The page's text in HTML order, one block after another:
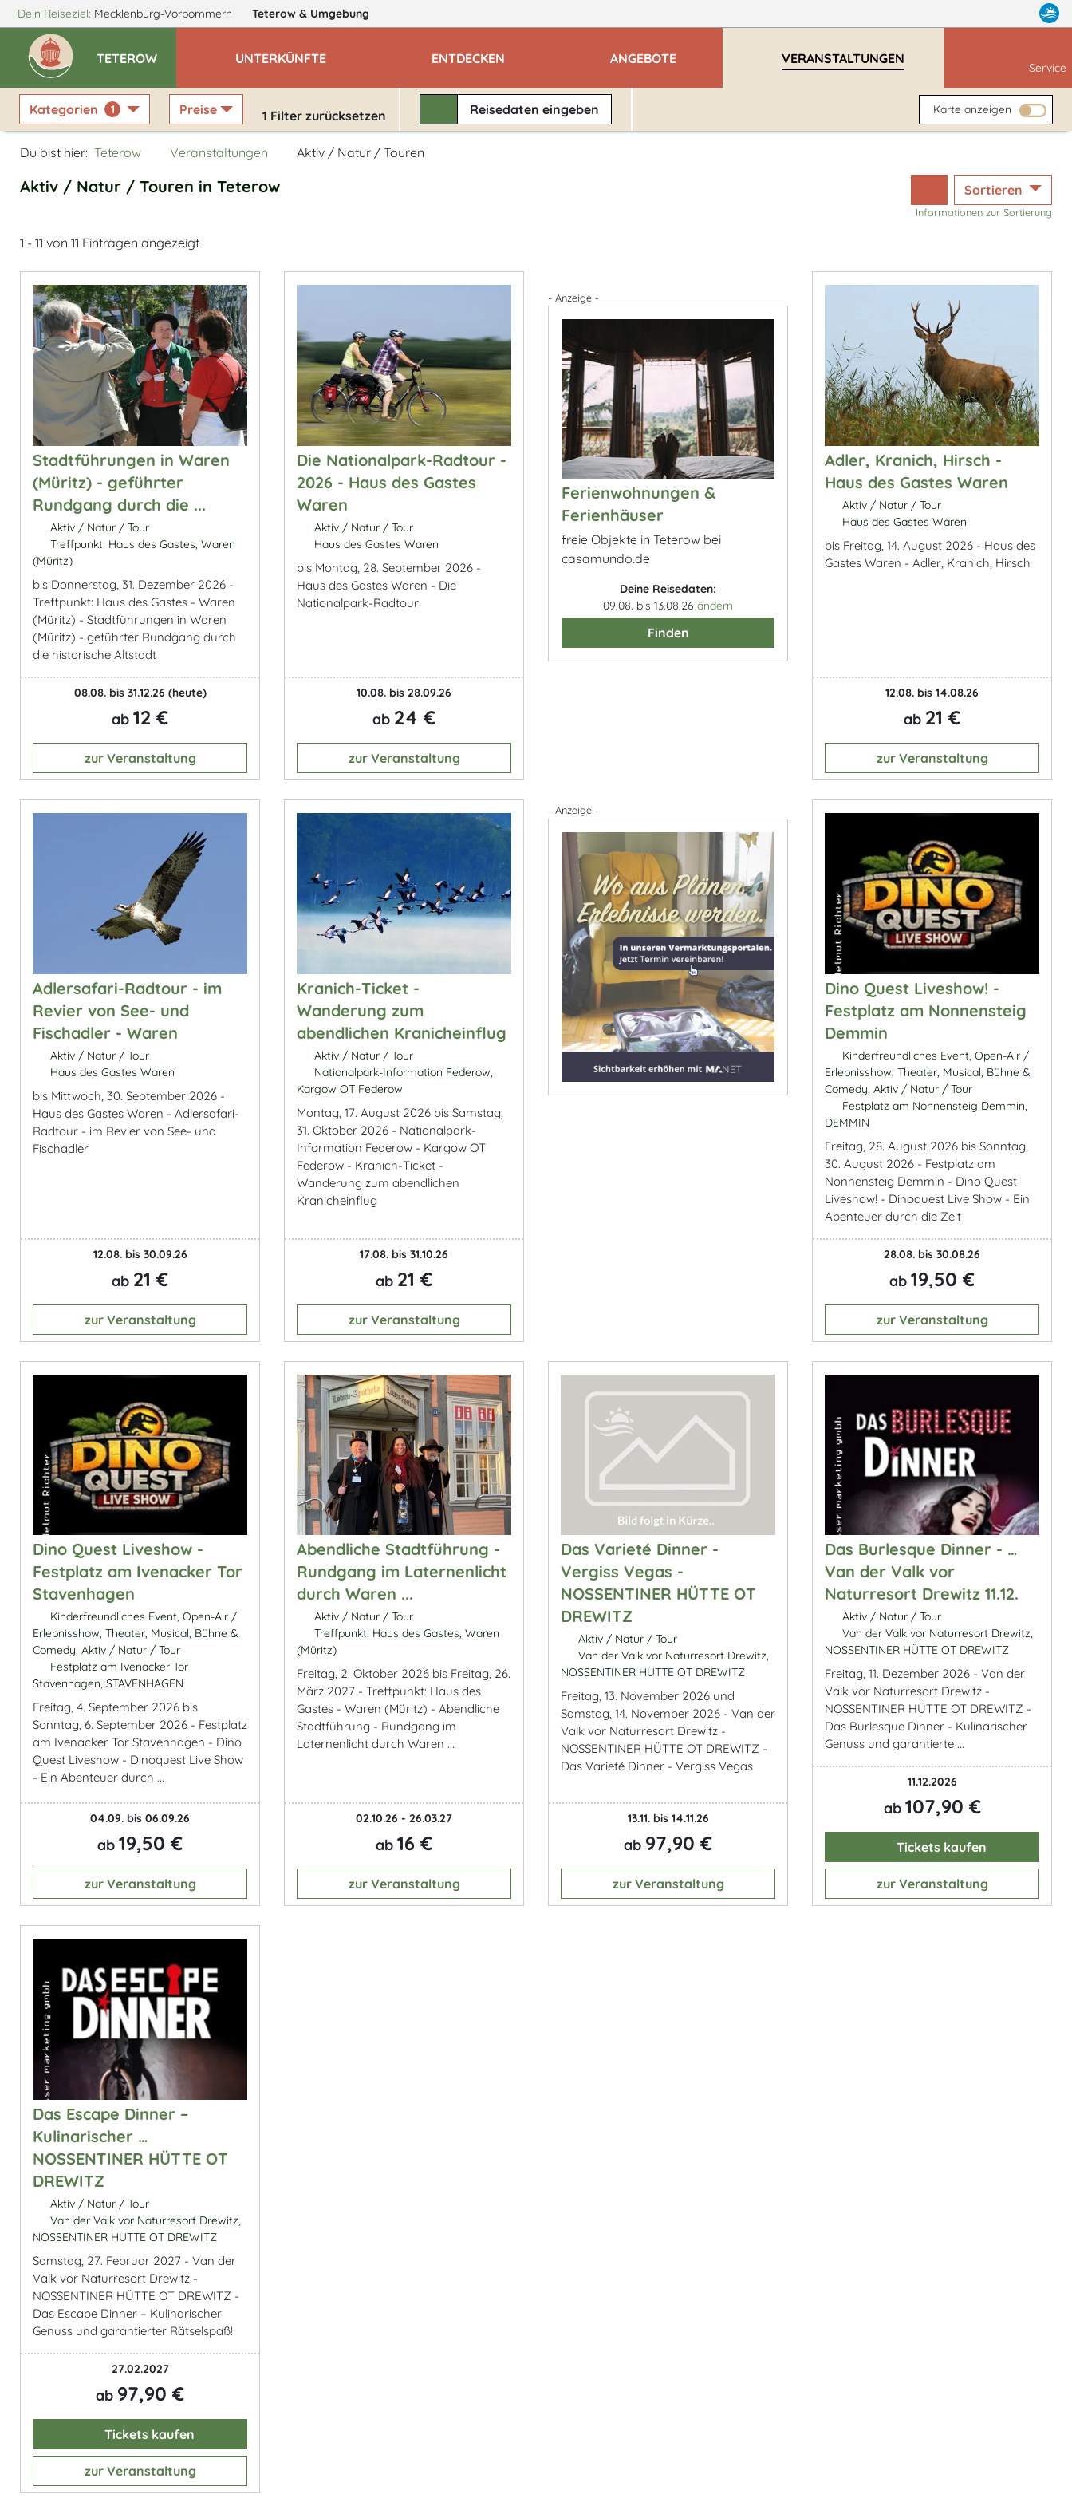
Dein Reiseziel: Mecklenburg-Vorpommern Teterow & Umgebung
TETEROW UNTERKÜNFTE ENTDECKEN ANGEBOTE VERANSTALTUNGEN
Service
Kategorien 1 Preise 1 Filter zurücksetzen Reisedateneingeben Karte anzeigen
Du bist hier: Teterow Veranstaltungen Aktiv / Natur / Touren
Aktiv / Natur / Touren in Teterow Sortieren
Informationen zur Sortierung
1 - 11 von 11 Einträgen angezeigt
Stadtführungen in Waren
(Müritz) - geführter
Rundgang durch die ...
Aktiv / Natur / Tour
Treffpunkt: Haus des Gastes, Waren
(Müritz)
bis Donnerstag, 31. Dezember 2026 -
Treffpunkt: Haus des Gastes - Waren
(Müritz) - Stadtführungen in Waren
(Müritz) - geführter Rundgang durch
die historische Altstadt
08.08. bis 31.12.26 (heute)
ab 12 €
zur Veranstaltung
Die Nationalpark-Radtour -
2026 - Haus des Gastes
Waren
Aktiv / Natur / Tour
Haus des Gastes Waren
bis Montag, 28. September 2026 -
Haus des Gastes Waren - Die
Nationalpark-Radtour
10.08. bis 28.09.26
ab 24 €
zur Veranstaltung
- Anzeige -
Ferienwohnungen &
Ferienhäuser
freie Objekte in Teterow bei
casamundo.de
Deine Reisedaten:
09.08. bis 13.08.26 ändern
Finden
Adler, Kranich, Hirsch -
Haus des Gastes Waren
Aktiv / Natur / Tour
Haus des Gastes Waren
bis Freitag, 14. August 2026 - Haus des
Gastes Waren - Adler, Kranich, Hirsch
12.08. bis 14.08.26
ab 21 €
zur Veranstaltung
Adlersafari-Radtour - im
Revier von See- und
Fischadler - Waren
Aktiv / Natur / Tour
Haus des Gastes Waren
bis Mittwoch, 30. September 2026 -
Haus des Gastes Waren - Adlersafari-
Radtour - im Revier von See- und
Fischadler
12.08. bis 30.09.26
ab 21 €
zur Veranstaltung
Kranich-Ticket -
Wanderung zum
abendlichen Kranicheinflug
Aktiv / Natur / Tour
Nationalpark-Information Federow,
Kargow OT Federow
Montag, 17. August 2026 bis Samstag,
31. Oktober 2026 - Nationalpark-
Information Federow - Kargow OT
Federow - Kranich-Ticket -
Wanderung zum abendlichen
Kranicheinflug
17.08. bis 31.10.26
ab 21 €
zur Veranstaltung
- Anzeige -
Dino Quest Liveshow! -
Festplatz am Nonnensteig
Demmin
Kinderfreundliches Event, Open-Air /
Erlebnisshow, Theater, Musical, Bühne &
Comedy, Aktiv / Natur / Tour
Festplatz am Nonnensteig Demmin,
DEMMIN
Freitag, 28. August 2026 bis Sonntag,
30. August 2026 - Festplatz am
Nonnensteig Demmin - Dino Quest
Liveshow! - Dinoquest Live Show - Ein
Abenteuer durch die Zeit
28.08. bis 30.08.26
ab 19,50 €
zur Veranstaltung
Dino Quest Liveshow -
Festplatz am Ivenacker Tor
Stavenhagen
Kinderfreundliches Event, Open-Air /
Erlebnisshow, Theater, Musical, Bühne &
Comedy, Aktiv / Natur / Tour
Festplatz am Ivenacker Tor
Stavenhagen, STAVENHAGEN
Freitag, 4. September 2026 bis
Sonntag, 6. September 2026 - Festplatz
am Ivenacker Tor Stavenhagen - Dino
Quest Liveshow - Dinoquest Live Show
- Ein Abenteuer durch ...
04.09. bis 06.09.26
ab 19,50 €
zur Veranstaltung
Abendliche Stadtführung -
Rundgang im Laternenlicht
durch Waren ...
Aktiv / Natur / Tour
Treffpunkt: Haus des Gastes, Waren
(Müritz)
Freitag, 2. Oktober 2026 bis Freitag, 26.
März 2027 - Treffpunkt: Haus des
Gastes - Waren (Müritz) - Abendliche
Stadtführung - Rundgang im
Laternenlicht durch Waren ...
02.10.26 - 26.03.27
ab 16 €
zur Veranstaltung
Das Varieté Dinner -
Vergiss Vegas -
NOSSENTINER HÜTTE OT
DREWITZ
Aktiv / Natur / Tour
Van der Valk vor Naturresort Drewitz,
NOSSENTINER HÜTTE OT DREWITZ
Freitag, 13. November 2026 und
Samstag, 14. November 2026 - Van der
Valk vor Naturresort Drewitz -
NOSSENTINER HÜTTE OT DREWITZ -
Das Varieté Dinner - Vergiss Vegas
13.11. bis 14.11.26
ab 97,90 €
zur Veranstaltung
Das Burlesque Dinner - …
Van der Valk vor
Naturresort Drewitz 11.12.
Aktiv / Natur / Tour
Van der Valk vor Naturresort Drewitz,
NOSSENTINER HÜTTE OT DREWITZ
Freitag, 11. Dezember 2026 - Van der
Valk vor Naturresort Drewitz -
NOSSENTINER HÜTTE OT DREWITZ -
Das Burlesque Dinner - Kulinarischer
Genuss und garantierte ...
11.12.2026
ab 107,90 €
Tickets kaufen
zur Veranstaltung
Das Escape Dinner –
Kulinarischer …
NOSSENTINER HÜTTE OT
DREWITZ
Aktiv / Natur / Tour
Van der Valk vor Naturresort Drewitz,
NOSSENTINER HÜTTE OT DREWITZ
Samstag, 27. Februar 2027 - Van der
Valk vor Naturresort Drewitz -
NOSSENTINER HÜTTE OT DREWITZ -
Das Escape Dinner – Kulinarischer
Genuss und garantierter Rätselspaß!
27.02.2027
ab 97,90 €
Tickets kaufen
zur Veranstaltung